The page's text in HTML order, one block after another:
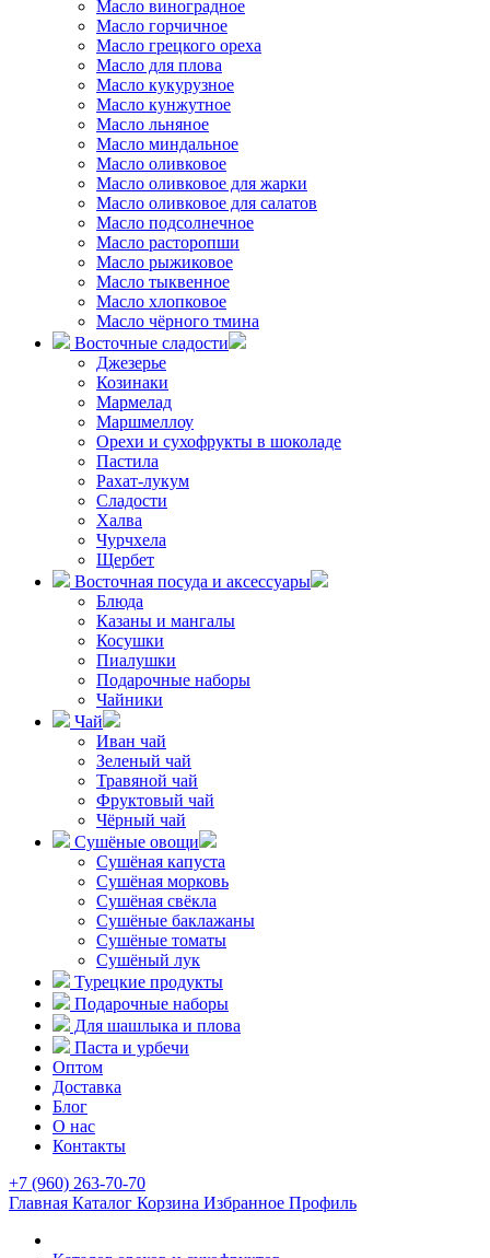
Масло виноградное
Масло горчичное
Масло грецкого ореха
Масло для плова
Масло кукурузное
Масло кунжутное
Масло льняное
Масло миндальное
Масло оливковое
Масло оливковое для жарки
Масло оливковое для салатов
Масло подсолнечное
Масло расторопши
Масло рыжиковое
Масло тыквенное
Масло хлопковое
Масло чёрного тмина
Восточные сладости
Джезерье
Козинаки
Мармелад
Маршмеллоу
Орехи и сухофрукты в шоколаде
Пастила
Рахат-лукум
Сладости
Халва
Чурчхела
Щербет
Восточная посуда и аксессуары
Блюда
Казаны и мангалы
Косушки
Пиалушки
Подарочные наборы
Чайники
Чай
Иван чай
Зеленый чай
Травяной чай
Фруктовый чай
Чёрный чай
Сушёные овощи
Сушёная капуста
Сушёная морковь
Сушёная свёкла
Сушёные баклажаны
Сушёные томаты
Сушёный лук
Турецкие продукты
Подарочные наборы
Для шашлыка и плова
Паста и урбечи
Оптом
Доставка
Блог
О нас
Контакты
+7 (960) 263-70-70
Главная Каталог Корзина Избранное Профиль